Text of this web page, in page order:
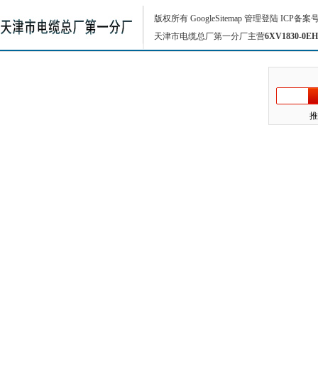
版权所有 GoogleSitemap 管理登陆 ICP备案
天津市电缆总厂第一分厂主营6XV1830-